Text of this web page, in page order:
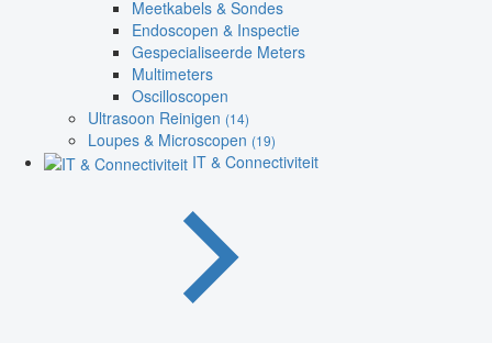
Meetkabels & Sondes
Endoscopen & Inspectie
Gespecialiseerde Meters
Multimeters
Oscilloscopen
Ultrasoon Reinigen (14)
Loupes & Microscopen (19)
IT & Connectiviteit